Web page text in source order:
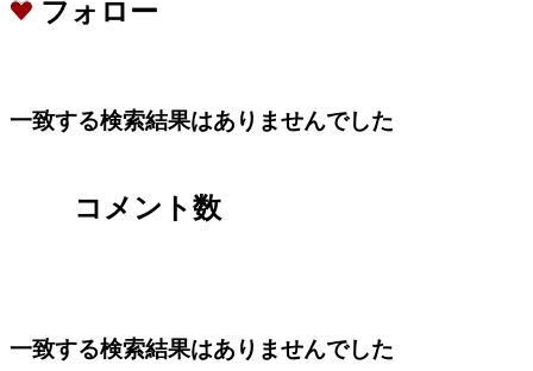
フォロー
一致する検索結果はありませんでした
コメント数
一致する検索結果はありませんでした